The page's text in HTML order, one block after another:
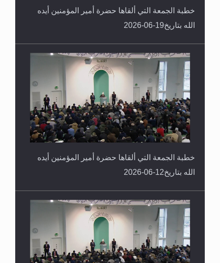
خطبة الجمعة التي ألقاها حضرة أمير المؤمنين أيده
الله بتاريخ19-06-2026
خطبة الجمعة التي ألقاها حضرة أمير المؤمنين أيده
الله بتاريخ12-06-2026